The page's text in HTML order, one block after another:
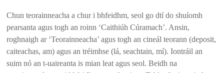
Chun teorainneacha a chur i bhfeidhm, seol go dtí do shuíomh
pearsanta agus togh an roinn ‘Caithiúh Cúramach’. Ansin,
roghnaigh ar ‘Teorainneacha’ agus togh an cineál teorann (deposit,
caiteachas, am) agus an tréimhse (lá, seachtain, mí). Iontráil an
suim nó an t-uaireanta is mian leat agus seol. Beidh na